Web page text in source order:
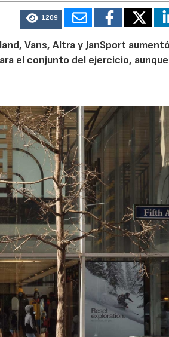
1209
Vans, Altra y JanSport
el conjunto del ejercicio,